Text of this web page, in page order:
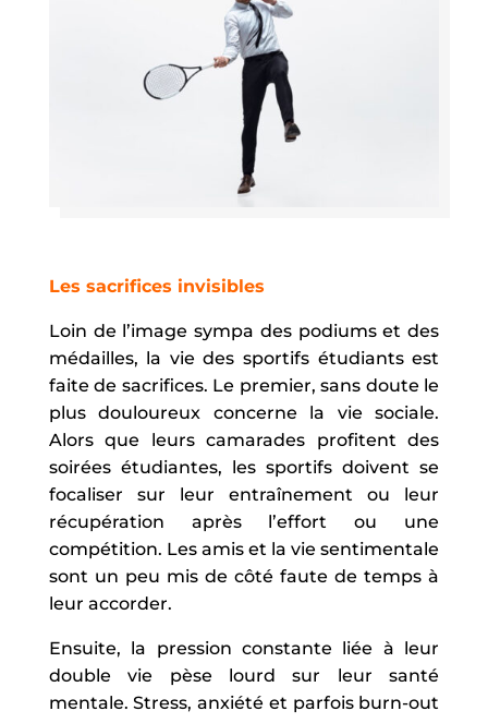
Les sacrifices invisibles
Loin de l’image sympa des podiums et des
médailles, la vie des sportifs étudiants est
faite de sacrifices. Le premier, sans doute le
plus douloureux concerne la vie sociale.
Alors que leurs camarades profitent des
soirées étudiantes, les sportifs doivent se
focaliser sur leur entraînement ou leur
récupération après l’effort ou une
compétition. Les amis et la vie sentimentale
sont un peu mis de côté faute de temps à
leur accorder.
Ensuite, la pression constante liée à leur
double vie pèse lourd sur leur santé
mentale. Stress, anxiété et parfois burn-out